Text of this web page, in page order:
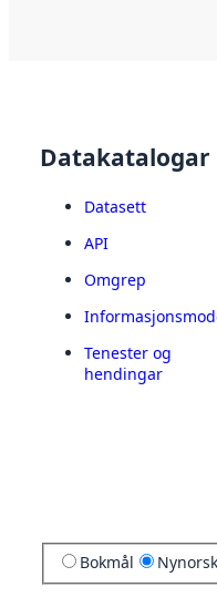
Datakatalogar
Datasett
API
Omgrep
Tenester og
hendingar
Bokmål Nynorsk